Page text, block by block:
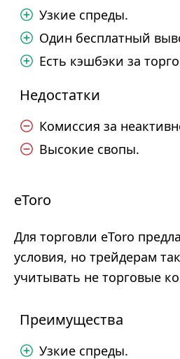
Узкие спреды.
Один бесплатный
Есть кэшбэки за
Недостатки
Комиссия за
Высокие свопы.
eToro
Для торговли eToro
условия, но трейдерам
учитывать не торговые
Преимущества
Узкие спреды.